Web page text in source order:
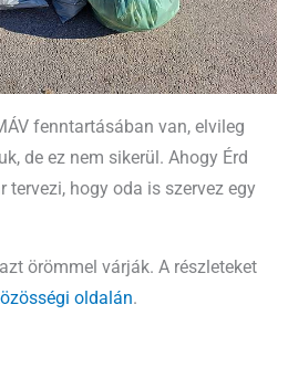
fenntartásában van, elvileg
de ez nem sikerül. Ahogy Érd
tervezi, hogy oda is szervez egy
örömmel várják. A részleteket
oldalán.